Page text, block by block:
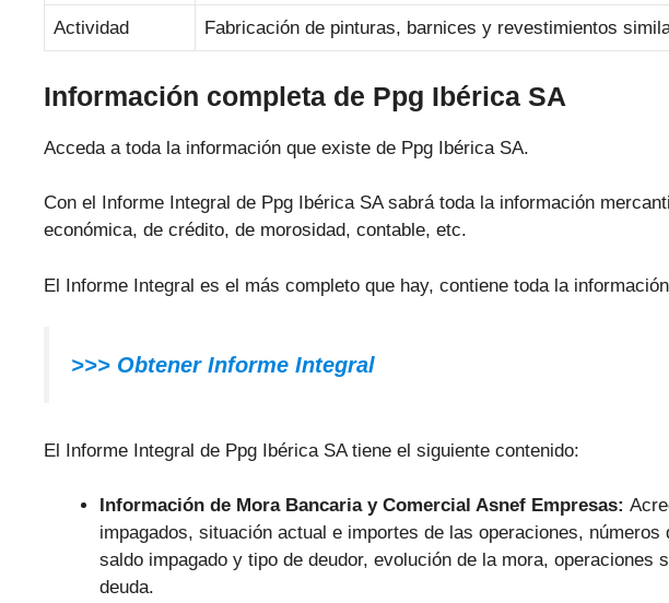
Actividad Fabricación de pinturas, barnices y revestimientos
Información completa de Ppg Ibérica SA
Acceda a toda la información que existe de Ppg Ibérica SA.
Con el Informe Integral de Ppg Ibérica SA sabrá toda la información
económica, de crédito, de morosidad, contable, etc.
El Informe Integral es el más completo que hay, contiene toda la
>>> Obtener Informe Integral
El Informe Integral de Ppg Ibérica SA tiene el siguiente contenido:
Información de Mora Bancaria y Comercial Asnef Empresas:
impagados, situación actual e importes de las operaciones,
saldo impagado y tipo de deudor, evolución de la mora, operaciones
deuda.